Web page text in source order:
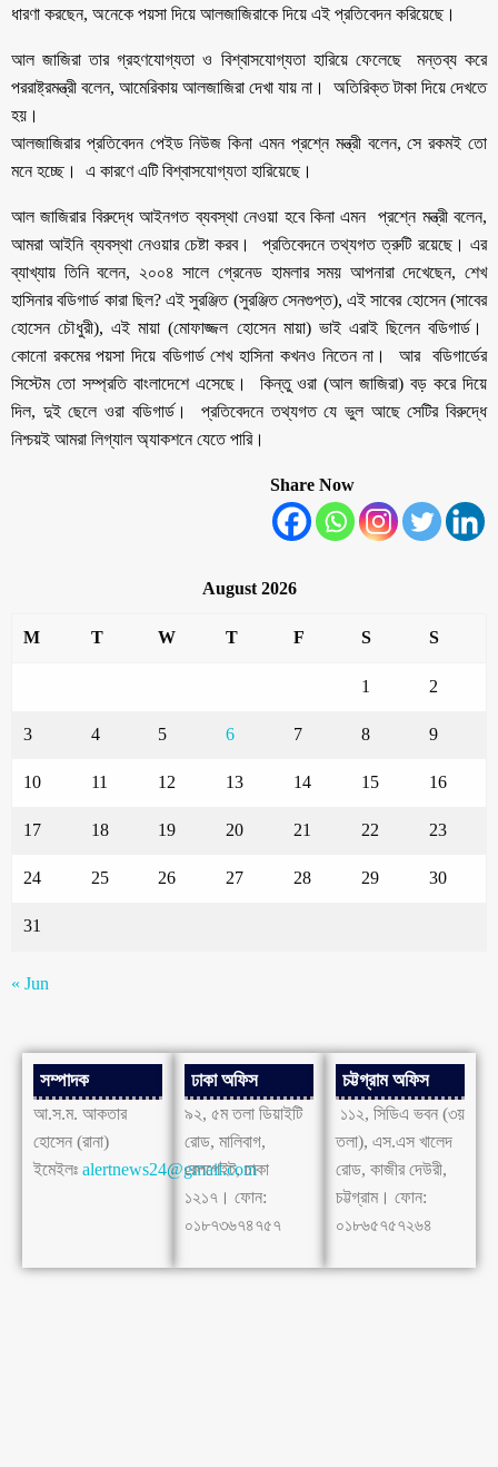
ধারণা করছেন, অনেকে পয়সা দিয়ে আলজাজিরাকে দিয়ে এই প্রতিবেদন করিয়েছে।
আল জাজিরা তার গ্রহণযোগ্যতা ও বিশ্বাসযোগ্যতা হারিয়ে ফেলেছে মন্তব্য করে
পররাষ্ট্রমন্ত্রী বলেন, আমেরিকায় আলজাজিরা দেখা যায় না। অতিরিক্ত টাকা দিয়ে দেখতে
হয়।
আলজাজিরার প্রতিবেদন পেইড নিউজ কিনা এমন প্রশ্নে মন্ত্রী বলেন, সে রকমই তো
মনে হচ্ছে। এ কারণে এটি বিশ্বাসযোগ্যতা হারিয়েছে।
আল জাজিরার বিরুদ্ধে আইনগত ব্যবস্থা নেওয়া হবে কিনা এমন প্রশ্নে মন্ত্রী বলেন,
আমরা আইনি ব্যবস্থা নেওয়ার চেষ্টা করব। প্রতিবেদনে তথ্যগত ত্রুটি রয়েছে। এর
ব্যাখ্যায় তিনি বলেন, ২০০৪ সালে গ্রেনেড হামলার সময় আপনারা দেখেছেন, শেখ
হাসিনার বডিগার্ড কারা ছিল? এই সুরঞ্জিত (সুরঞ্জিত সেনগুপ্ত), এই সাবের হোসেন (সাবের
হোসেন চৌধুরী), এই মায়া (মোফাজ্জল হোসেন মায়া) ভাই এরাই ছিলেন বডিগার্ড।
কোনো রকমের পয়সা দিয়ে বডিগার্ড শেখ হাসিনা কখনও নিতেন না। আর বডিগার্ডের
সিস্টেম তো সম্প্রতি বাংলাদেশে এসেছে। কিন্তু ওরা (আল জাজিরা) বড় করে দিয়ে
দিল, দুই ছেলে ওরা বডিগার্ড। প্রতিবেদনে তথ্যগত যে ভুল আছে সেটির বিরুদ্ধে
নিশ্চয়ই আমরা লিগ্যাল অ্যাকশনে যেতে পারি।
Share Now
August 2026
M T W T F S S
1 2
3 4 5 6 7 8 9
10 11 12 13 14 15 16
17 18 19 20 21 22 23
24 25 26 27 28 29 30
31
« Jun
সম্পাদক
আ.স.ম. আকতার
হোসেন (রানা)
ইমেইলঃ alertnews24@gmail.com
ঢাকা অফিস
৯২, ৫ম তলা ডিয়াইটি
রোড, মালিবাগ,
রেলগেইট, ঢাকা
১২১৭। ফোন:
০১৮৭৩৬৭৪৭৫৭
চট্টগ্রাম অফিস
১১২, সিডিএ ভবন (৩য়
তলা), এস.এস খালেদ
রোড, কাজীর দেউরী,
চট্টগ্রাম। ফোন:
০১৮৬৫৭৫৭২৬৪